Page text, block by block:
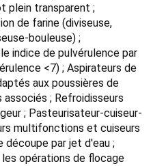
plein transparent ;
de farine (diviseuse,
bouleuse) ;
indice de pulvérulence par
<7) ; Aspirateurs de
aux poussières de
; Refroidisseurs
; Pasteurisateur-cuiseur-
multifonctions et cuiseurs
découpe par jet d'eau ;
les opérations de flocage